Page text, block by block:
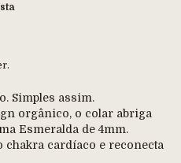
Simples assim.
orgânico, o colar abriga
Esmeralda de 4mm.
chakra cardíaco e reconecta